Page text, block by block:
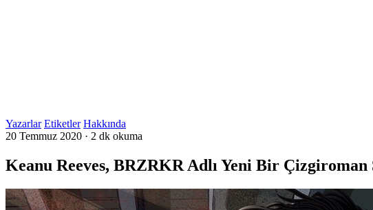
Yazarlar Etiketler Hakkında
20 Temmuz 2020 · 2 dk okuma
Keanu Reeves, BRZRKR Adlı Yeni Bir Çizgiroman